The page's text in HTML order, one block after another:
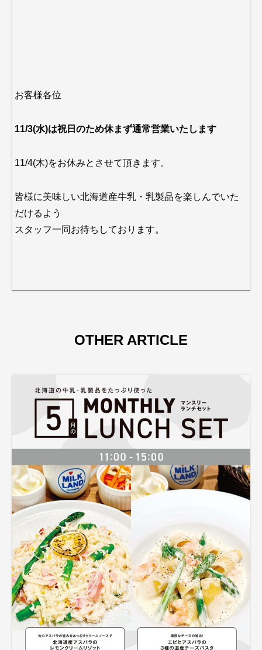
お客様各位
11/3(水)は祝日のため休まず通常営業いたします
11/4(木)をお休みとさせて頂きます。
皆様に美味しい北海道産牛乳・乳製品を楽しんでいた
だけるよう
スタッフ一同お待ちしております。
OTHER ARTICLE